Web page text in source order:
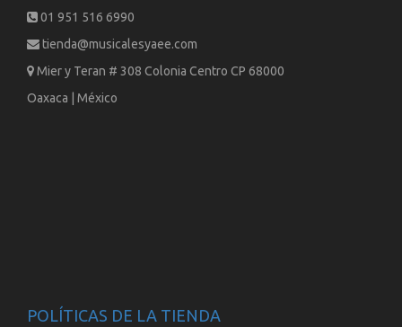
01 951 516 6990
tienda@musicalesyaee.com
Mier y Teran # 308 Colonia Centro CP 68000
Oaxaca | México
POLÍTICAS DE LA TIENDA